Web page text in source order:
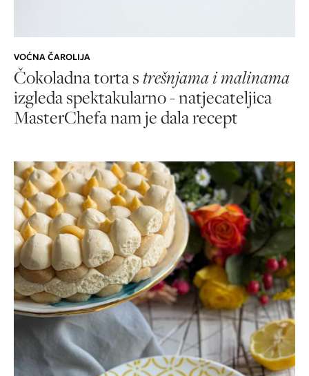
VOĆNA ČAROLIJA
Čokoladna torta strešnjama i malinama
izgleda spektakularno - natjecateljica
MasterChefa nam je dala recept